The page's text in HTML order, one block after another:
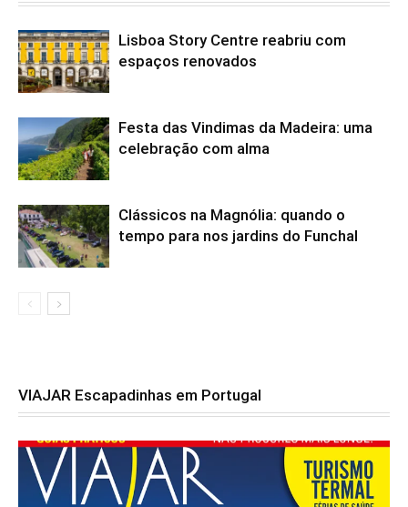
Lisboa Story Centre reabriu com
espaços renovados
Festa das Vindimas da Madeira: uma
celebração com alma
Clássicos na Magnólia: quando o
tempo para nos jardins do Funchal
VIAJAR Escapadinhas em Portugal